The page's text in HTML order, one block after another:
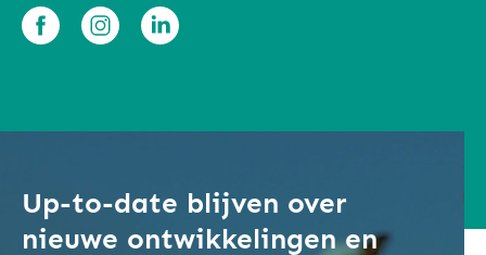
Up-to-date blijven over
nieuwe ontwikkelingen en